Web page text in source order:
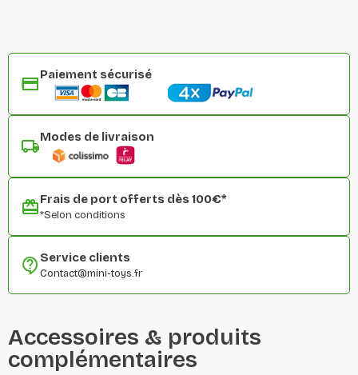
Paiement sécurisé
Modes de livraison
Frais de port offerts dès 100€*
*Selon conditions
Service clients
Contact@mini-toys.fr
Accessoires & produits
complémentaires